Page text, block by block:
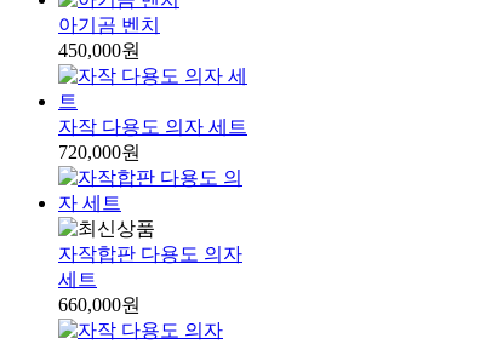
아기곰 벤치
450,000원
자작 다용도 의자 세트
720,000원
자작합판 다용도 의자
세트
660,000원